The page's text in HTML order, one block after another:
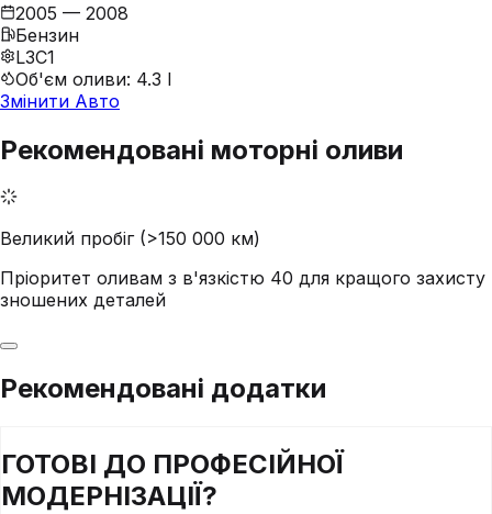
2005 — 2008
Бензин
L3C1
Об'єм оливи: 4.3 l
Змінити Авто
Рекомендовані моторні оливи
Великий пробіг (>150 000 км)
Пріоритет оливам з в'язкістю 40 для кращого захисту
зношених деталей
Рекомендовані додатки
ГОТОВІ ДО ПРОФЕСІЙНОЇ
МОДЕРНІЗАЦІЇ?